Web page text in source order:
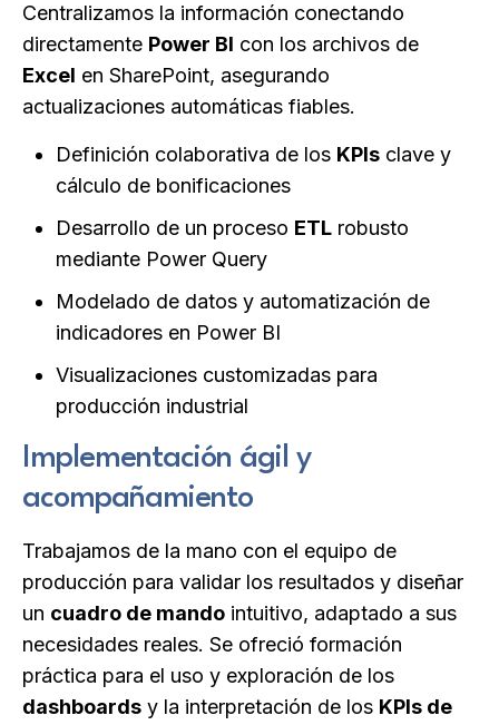
Centralizamos la información conectando
directamente Power BI con los archivos de
Excel en SharePoint, asegurando
actualizaciones automáticas fiables.
Definición colaborativa de los KPIs clave y
cálculo de bonificaciones
Desarrollo de un proceso ETL robusto
mediante Power Query
Modelado de datos y automatización de
indicadores en Power BI
Visualizaciones customizadas para
producción industrial
Implementación ágil y
acompañamiento
Trabajamos de la mano con el equipo de
producción para validar los resultados y diseñar
un cuadro de mando intuitivo, adaptado a sus
necesidades reales. Se ofreció formación
práctica para el uso y exploración de los
dashboards y la interpretación de los KPIs de